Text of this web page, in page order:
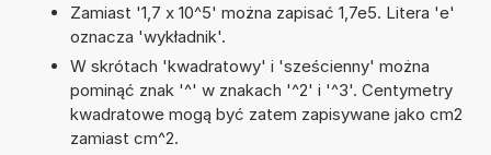
Zamiast '1,7 x 10^5' można zapisać 1,7e5. Litera 'e'
oznacza 'wykładnik'.
W skrótach 'kwadratowy' i 'sześcienny' można
pominąć znak '^' w znakach '^2' i '^3'. Centymetry
kwadratowe mogą być zatem zapisywane jako cm2
zamiast cm^2.